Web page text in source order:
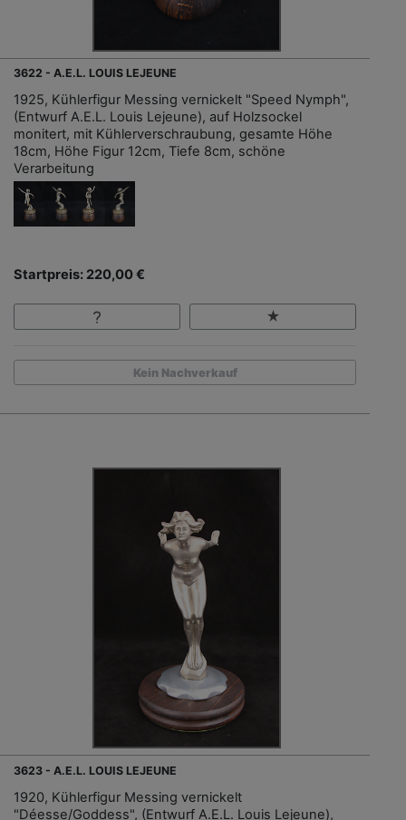
3622 - A.E.L. LOUIS LEJEUNE
1925, Kühlerfigur Messing vernickelt "Speed Nymph",
(Entwurf A.E.L. Louis Lejeune), auf Holzsockel
monitert, mit Kühlerverschraubung, gesamte Höhe
18cm, Höhe Figur 12cm, Tiefe 8cm, schöne
Verarbeitung
Startpreis: 220,00 €
Kein Nachverkauf
3623 - A.E.L. LOUIS LEJEUNE
1920, Kühlerfigur Messing vernickelt
"Déesse/Goddess", (Entwurf A.E.L. Louis Lejeune),